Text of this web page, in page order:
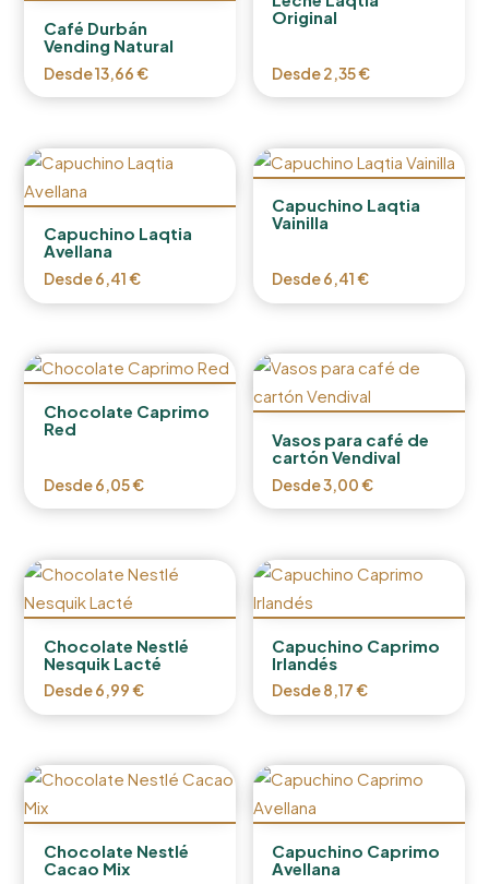
Café Durbán
Vending Natural
Desde13,66€
Original
Desde2,35€
Capuchino Laqtia
Avellana
Desde6,41€
Capuchino Laqtia
Vainilla
Desde6,41€
Chocolate Caprimo
Red
Desde6,05€
Vasos para café de
cartón Vendival
Desde3,00€
Chocolate Nestlé
Nesquik Lacté
Desde6,99€
Capuchino Caprimo
Irlandés
Desde8,17€
Chocolate Nestlé
Cacao Mix
Capuchino Caprimo
Avellana